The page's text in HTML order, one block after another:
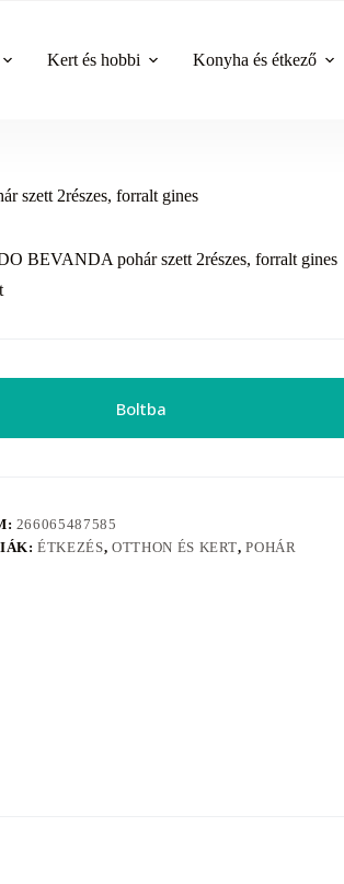
Kert és hobbi Konyha és étkező
szett 2részes, forralt gines
BEVANDA pohár szett 2részes, forralt gines
Boltba
266065487585
ÉTKEZÉS, OTTHON ÉS KERT,POHÁR